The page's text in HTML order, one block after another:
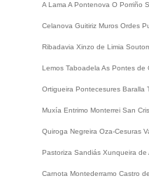
A Lama A Pontenova O Porriño
Celanova Guitiriz Muros Ordes
Ribadavia Xinzo de Limia
Lemos Taboadela As Pontes de
Ortigueira Pontecesures Baralla
Muxía Entrimo Monterrei San
Quiroga Negreira Oza-Cesuras
Pastoriza Sandiás Xunqueira de
Carnota Montederramo Castro